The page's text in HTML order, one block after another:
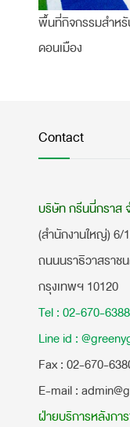
พื้นที่กิจกรรมสำหรั
ดอนเมือง
Contact
บริษัท กรีนนี่กราส
(สำนักงานใหญ่)
ถนนนราธิวาสราช
กรุงเทพฯ 10120
Tel : 02-670-6388
Line id :
​Fax : 02-670-
E-mail :
ฝ่ายบริการหลังกา